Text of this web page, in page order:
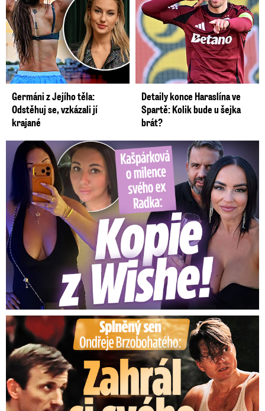
Germáni z Jejího těla:
Odstěhuj se, vzkázali jí
krajané
Detaily konce Haraslína ve
Spartě: Kolik bude u šejka
brát?
Kašpárková o milence svého ex Radka: Kopie z Wishe!
Splněný sen Ondřeje Brzobohatého: Zahrál si svého tátu